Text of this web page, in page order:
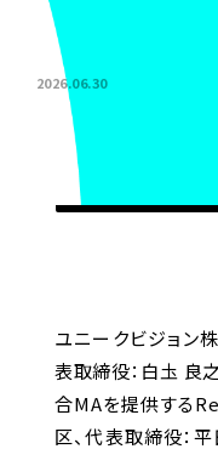
2026.06.30
ユニークビジョン
表取締役：白圡 良
合MAを提供する
区、代表取締役：